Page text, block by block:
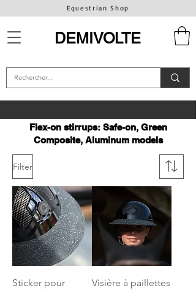
Equestrian Shop
DEMIVOLTE
Flex-on stirrups: Safe-on, Green
Composite, Aluminum models
Filter
Sticker pour
Visière à paillettes